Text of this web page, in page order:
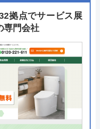
拠点でサービス展
専門会社